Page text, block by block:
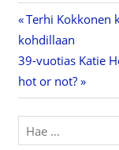
selaus
Previous
Post:
Terhi Kokkonen
kohdillaan
Next
Post:
39-vuotias Katie
hot or not?